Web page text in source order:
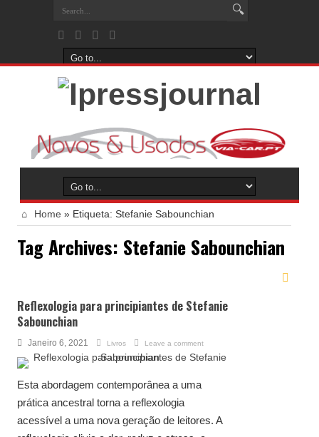
Home » Etiqueta: Stefanie Sabounchian
Tag Archives: Stefanie Sabounchian
Reflexologia para principiantes de Stefanie
Sabounchian
Janeiro 6, 2021 Livros Leave a comment
Esta abordagem contemporânea a uma
prática ancestral torna a reflexologia
acessível a uma nova geração de leitores. A